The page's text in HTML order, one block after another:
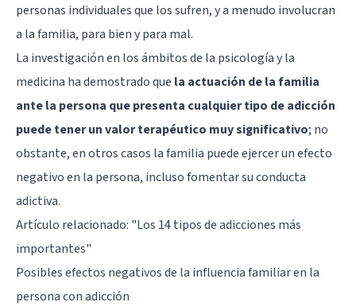
personas individuales que los sufren, y a menudo involucran
a la familia, para bien y para mal.
La investigación en los ámbitos de la psicología y la
medicina ha demostrado que la actuación de la familia
ante la persona que presenta cualquier tipo de adicción
puede tener un valor terapéutico muy significativo; no
obstante, en otros casos la familia puede ejercer un efecto
negativo en la persona, incluso fomentar su conducta
adictiva.
Artículo relacionado: "Los 14 tipos de adicciones más
importantes"
Posibles efectos negativos de la influencia familiar en la
persona con adicción